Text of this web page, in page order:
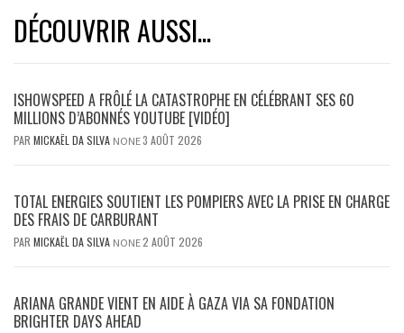
DÉCOUVRIR AUSSI...
ISHOWSPEED A FRÔLÉ LA CATASTROPHE EN CÉLÉBRANT SES 60
MILLIONS D’ABONNÉS YOUTUBE [VIDÉO]
PAR MICKAËL DA SILVA NONE3 AOÛT 2026
TOTAL ENERGIES SOUTIENT LES POMPIERS AVEC LA PRISE EN CHARGE
DES FRAIS DE CARBURANT
PAR MICKAËL DA SILVA NONE2 AOÛT 2026
ARIANA GRANDE VIENT EN AIDE À GAZA VIA SA FONDATION
BRIGHTER DAYS AHEAD